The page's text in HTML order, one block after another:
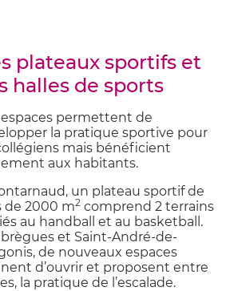
plateaux sportifs et
halles de sports
espaces permettent de
la pratique sportive pour
mais bénéficient
aux habitants.
un plateau sportif de
de 2000 m2comprend 2 terrains
au handball et au basketball.
et Saint-André-de-
de nouveaux espaces
d’ouvrir et proposent entre
la pratique de l’escalade.